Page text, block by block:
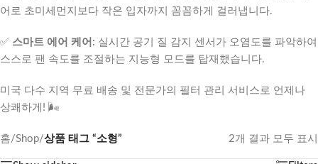
어로 초미세먼지보다 작은 입자까지 꼼꼼하게 걸러냅니다.
✅ 스마트 에어 케어: 실시간 공기 질 감지 센서가 오염도를 파악하여
스스로 팬 속도를 조절하는 지능형 모드를 탑재했습니다.
미국 다수 지역 무료 배송 및 전문가의 필터 관리 서비스로 언제나
상쾌하게! 🌬️
홈/Shop/상품 태그 “소형” 2개 결과 모두 표시